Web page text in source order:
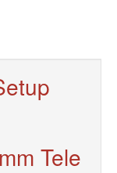
Tele